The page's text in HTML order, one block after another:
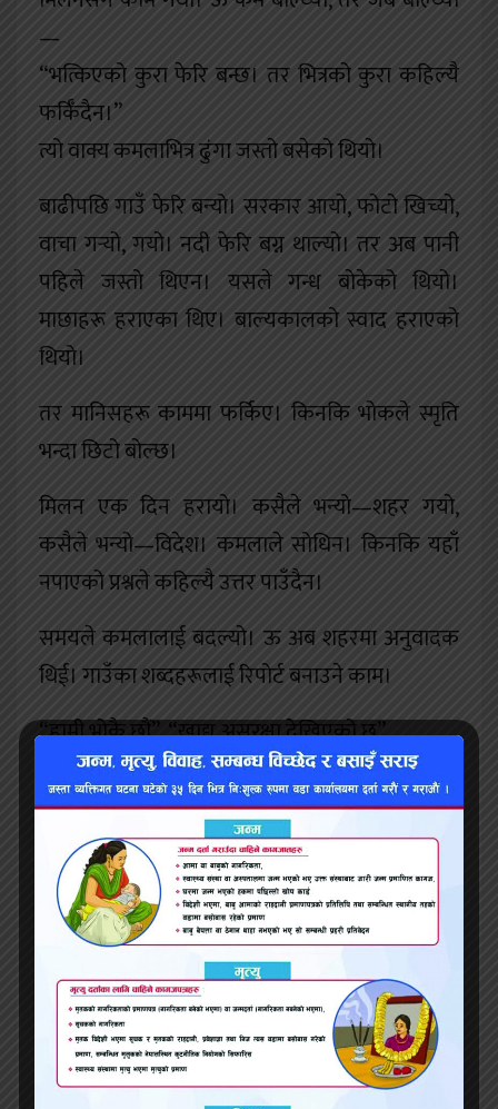
—
“भत्किएको कुरा फेरि बन्छ। तर भित्रको कुरा कहिल्यै
फर्किँदैन।”
त्यो वाक्य कमलाभित्र ढुंगा जस्तो बसेको थियो।
बाढीपछि गाउँ फेरि बन्यो। सरकार आयो, फोटो खिच्यो,
वाचा गर्‍यो, गयो। नदी फेरि बग्न थाल्यो। तर अब पानी
पहिले जस्तो थिएन। यसले गन्ध बोकेको थियो।
माछाहरू हराएका थिए। बाल्यकालको स्वाद हराएको
थियो।
तर मानिसहरू काममा फर्किए। किनकि भोकले स्मृति
भन्दा छिटो बोल्छ।
मिलन एक दिन हरायो। कसैले भन्यो—शहर गयो,
कसैले भन्यो—विदेश। कमलाले सोधिन। किनकि यहाँ
नपाएको प्रश्नले कहिल्यै उत्तर पाउँदैन।
समयले कमलालाई बदल्यो। ऊ अब शहरमा अनुवादक
थिई। गाउँका शब्दहरूलाई रिपोर्ट बनाउने काम।
“हामी भोकै छौं” “खाद्य असुरक्षा देखिएको छ”
“हामी डराएका छौं” “सामाजिक अस्थिरता सम्भावना”
कमलाले बुझिन्—शब्द सफा हुँदै जाँदा, सत्य हराउँदै
जान्छ।
एक दिन ऊ फेरि गाउँ पुगिन्। नदी अझै थियो, तर
बाँधिएको जस्तो। छेउमा कारखाना थियो—ठूलो, चिसो,
स्थायी।
त्यहीँ मिलन फेरि देखियो। ऊ बदलिएको थियो, तर
हराएको थिएन।